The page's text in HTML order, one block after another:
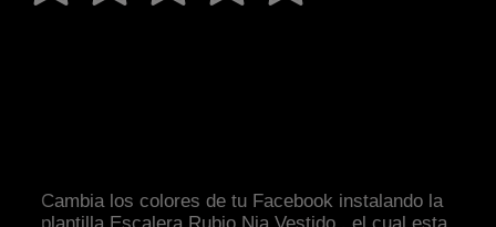
Cambia los colores de tu Facebook instalando la